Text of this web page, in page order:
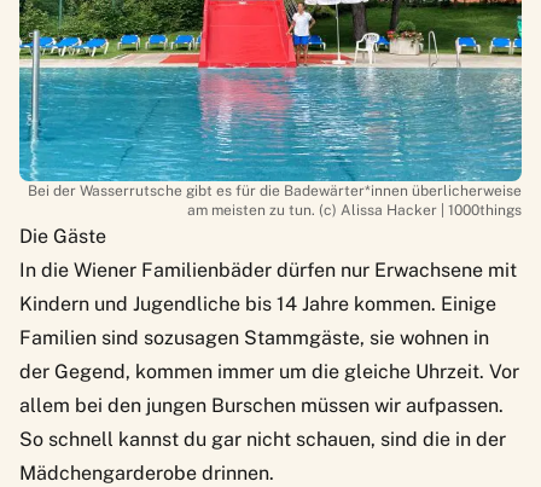
Bei der Wasserrutsche gibt es für die Badewärter*innen überlicherweise
am meisten zu tun. (c) Alissa Hacker | 1000things
Die Gäste
In die Wiener Familienbäder dürfen nur Erwachsene mit
Kindern und Jugendliche bis 14 Jahre kommen. Einige
Familien sind sozusagen Stammgäste, sie wohnen in
der Gegend, kommen immer um die gleiche Uhrzeit. Vor
allem bei den jungen Burschen müssen wir aufpassen.
So schnell kannst du gar nicht schauen, sind die in der
Mädchengarderobe drinnen.